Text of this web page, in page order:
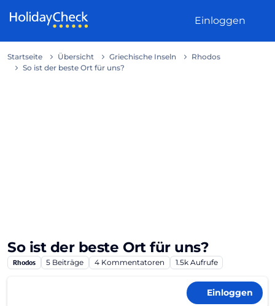
Einloggen
Startseite Übersicht Griechische Inseln
Rhodos
So ist der beste Ort für uns?
So ist der beste Ort für uns?
Rhodos 5 Beiträge 4 Kommentatoren 1.5k Aufrufe
Einloggen